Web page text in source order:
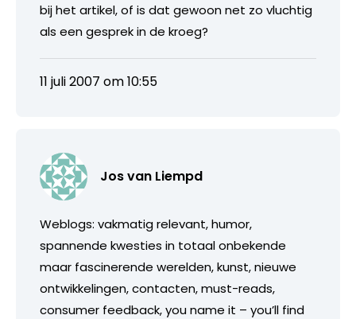
bij het artikel, of is dat gewoon net zo vluchtig
als een gesprek in de kroeg?
11 juli 2007 om 10:55
Jos van Liempd
Weblogs: vakmatig relevant, humor,
spannende kwesties in totaal onbekende
maar fascinerende werelden, kunst, nieuwe
ontwikkelingen, contacten, must-reads,
consumer feedback, you name it – you’ll find